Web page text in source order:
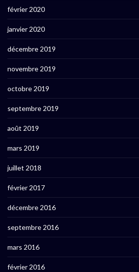
février 2020
janvier 2020
décembre 2019
novembre 2019
octobre 2019
septembre 2019
août 2019
mars 2019
juillet 2018
février 2017
décembre 2016
septembre 2016
mars 2016
février 2016